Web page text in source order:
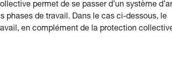
permet de se passer d’un système
phases de travail. Dans le cas ci-dessous, le
en complément de la protection